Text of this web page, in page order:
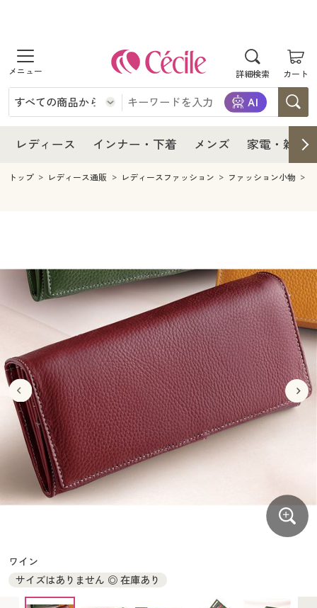
詳細検索 カート
商品を探す
レディース
レディースファッション
インナー・下着
インナー・下着通販すべて
ジュニア・ティーンズ下着
メンズ
メンズ下着
家電
キッチン・雑貨・日用品
寝具・インテリア・家具通販すべて
寝具・ベッド
カーテン・ラグ・ファブリック
美容・健康
美容・健康通販すべて
美容・健康・サプリメント
制服・スクール
制服・スクールすべて
制服・学生服
ジュニア・ティーンズ下着
大きいサイズ
大きいサイズ通販すべて
大きいサイズ レディース服
大きいサイズ レディース下着
大きいサイズ 事務・制服
バーゲン
バーゲンセール
シークレットセール
詳細検索
商品カテゴリ一覧
カタログ・チラシからのご注文
デジタルカタログ
レディース インナー・下着 メンズ 家電・雑貨
レディース
レディース通販すべて
レディースファッション
インナー・下着
インナー・下着通販すべて
メンズ
キッチン・雑貨・日用品
家具・収納
カーテン・ラグ・ファブリック
美容・健康通販すべて
美容・健康・サプリメント
制服・スクール
制服・スクールすべて
制服・学生服
ジュニア・ティーンズ下着
大きいサイズ通販すべて
大きいサイズ レディース服
大きいサイズ レディース下着
大きいサイズ メンズ
バーゲン
バーゲンセール
シークレットセール
詳細検索
商品カテゴリ一覧
カタログ
カタログ無料プレゼント
トップ レディース通販 レディースファッション ファッション小物
ワイン
サイズはありません ◎ 在庫あり